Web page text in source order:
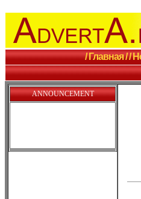
/ Главная //
ANNOUNCEMENT